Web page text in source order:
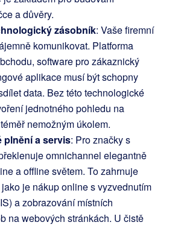
a důvěry.
zásobník: Vaše firemní
komunikovat. Platforma
software pro zákaznický
aplikace musí být schopny
data. Bez této technologické
jednotného pohledu na
nemožným úkolem.
plnění a servis: Pro značky s
omnichannel elegantně
a offline světem. To zahrnuje
je nákup online s vyzvednutím
a zobrazování místních
na webových stránkách. U čistě